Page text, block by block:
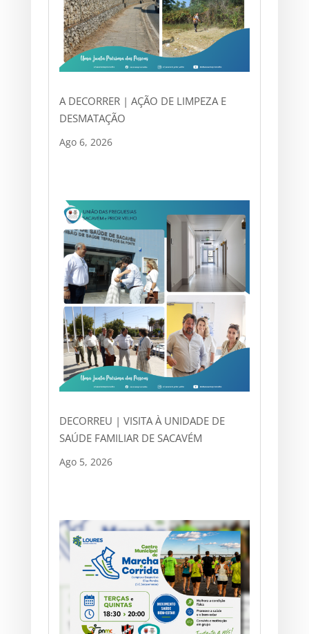
A DECORRER | AÇÃO DE LIMPEZA E
DESMATAÇÃO
Ago 6, 2026
DECORREU | VISITA À UNIDADE DE
SAÚDE FAMILIAR DE SACAVÉM
Ago 5, 2026